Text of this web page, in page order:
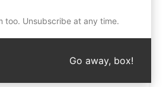
en betere
Google en verhoog de
too. Unsubscribe at any time.
Go away, box!